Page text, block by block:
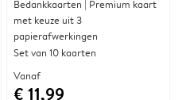
Bedankkaarten | Premium kaart
met keuze uit 3
papierafwerkingen
Set van 10 kaarten
Vanaf
€ 11,99